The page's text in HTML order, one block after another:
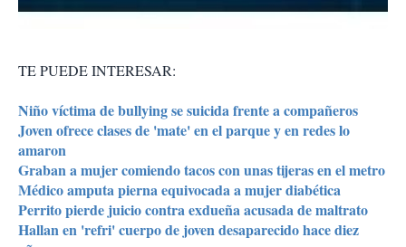
TE PUEDE INTERESAR:
Niño víctima de bullying se suicida frente a compañeros
Joven ofrece clases de 'mate' en el parque y en redes lo
amaron
Graban a mujer comiendo tacos con unas tijeras en el metro
Médico amputa pierna equivocada a mujer diabética
Perrito pierde juicio contra exdueña acusada de maltrato
Hallan en 'refri' cuerpo de joven desaparecido hace diez